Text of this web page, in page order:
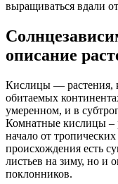
выращиваться вдали
описание
Кислицы — растения,
обитаемых
умеренном, и в
Комнатные кислицы –
начало от
происхождения есть
листьев на зиму, но и
поклонников.